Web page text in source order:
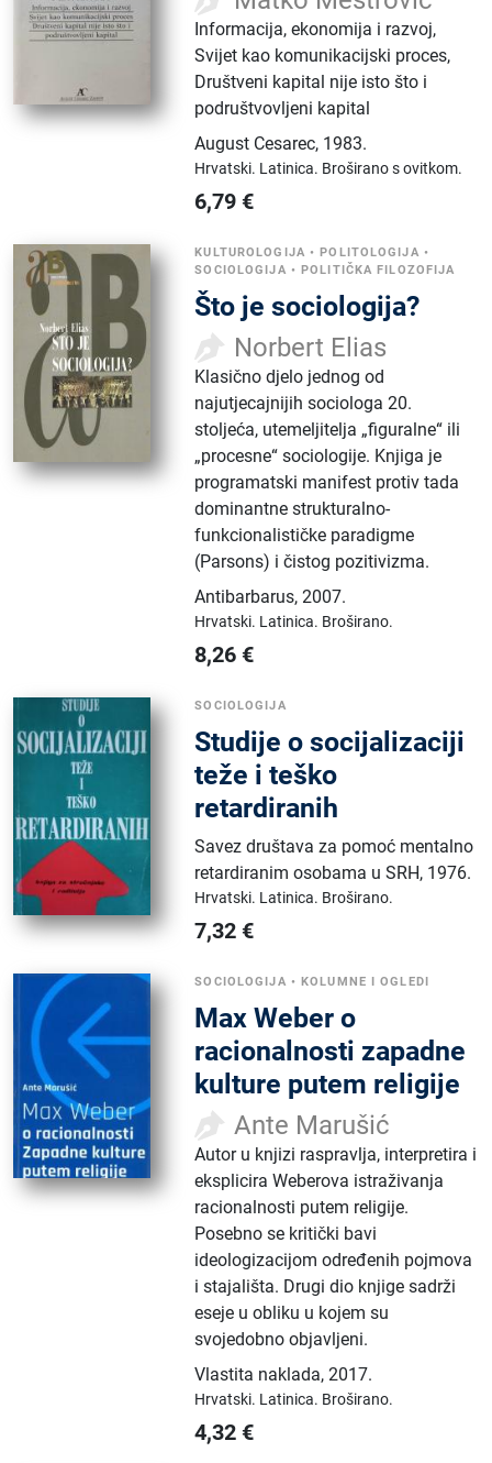
Informacija, ekonomija i razvoj,
Svijet kao komunikacijski proces,
Društveni kapital nije isto što i
podruštvovljeni kapital
August Cesarec, 1983.
Hrvatski. Latinica. Broširano s ovitkom.
6,79 €
KULTUROLOGIJA •POLITOLOGIJA •
SOCIOLOGIJA •POLITIČKA FILOZOFIJA
Što je sociologija?
Norbert Elias
Klasično djelo jednog od
najutjecajnijih sociologa 20.
stoljeća, utemeljitelja „figuralne“ ili
„procesne“ sociologije. Knjiga je
programatski manifest protiv tada
dominantne strukturalno-
funkcionalističke paradigme
(Parsons) i čistog pozitivizma.
Antibarbarus,2007.
Hrvatski. Latinica. Broširano.
8,26 €
SOCIOLOGIJA
Studije o socijalizaciji
teže i teško
retardiranih
Savez društava za pomoć mentalno
retardiranim osobama u SRH, 1976.
Hrvatski. Latinica. Broširano.
7,32 €
SOCIOLOGIJA •KOLUMNE I OGLEDI
Max Weber o
racionalnosti zapadne
kulture putem religije
Ante Marušić
Autor u knjizi raspravlja, interpretira i
eksplicira Weberova istraživanja
racionalnosti putem religije.
Posebno se kritički bavi
ideologizacijom određenih pojmova
i stajališta. Drugi dio knjige sadrži
eseje u obliku u kojem su
svojedobno objavljeni.
Vlastita naklada,2017.
Hrvatski. Latinica. Broširano.
4,32 €